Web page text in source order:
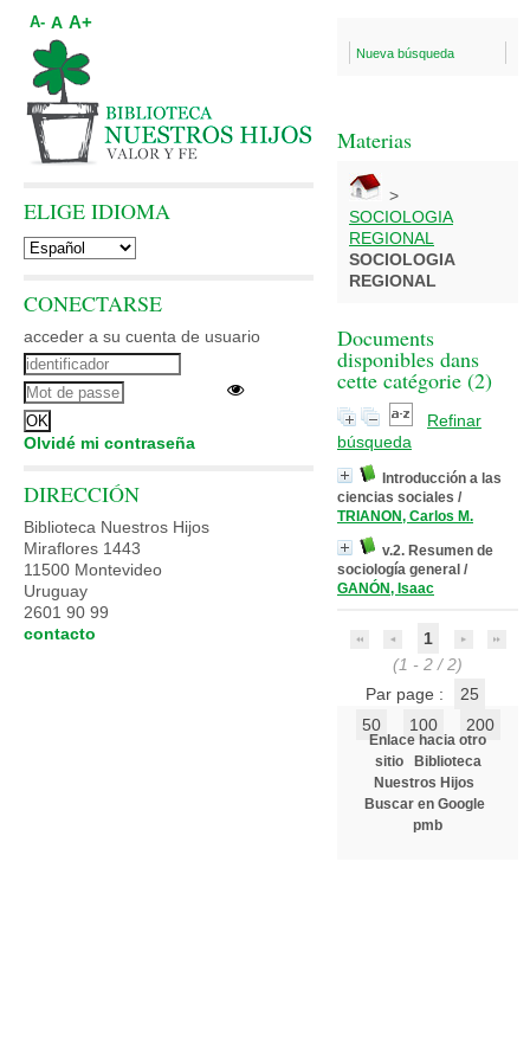
Nueva búsqueda
Materias
>
SOCIOLOGIA
REGIONAL
SOCIOLOGIA
REGIONAL
Documents
disponibles dans
cette catégorie (2)
Refinar
búsqueda
Introducción a las
ciencias sociales /
TRIANON, Carlos M.
v.2. Resumen de
sociología general /
GANÓN, Isaac
1
(1 - 2 / 2)
Par page :
25
50
100 200
Enlace hacia otro
sitio
Biblioteca
Nuestros Hijos
Buscar en Google
pmb
A- A A+
ELIGE IDIOMA
CONECTARSE
acceder a su cuenta de usuario
Olvidé mi contraseña
DIRECCIÓN
Biblioteca Nuestros Hijos
Miraflores 1443
11500 Montevideo
Uruguay
2601 90 99
contacto